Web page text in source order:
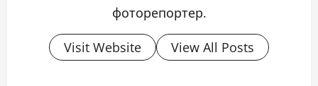
фоторепортер.
Visit Website View All Posts